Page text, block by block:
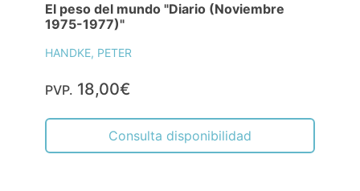
El peso del mundo "Diario (Noviembre
1975-1977)"
HANDKE, PETER
PVP. 18,00€
Consulta disponibilidad